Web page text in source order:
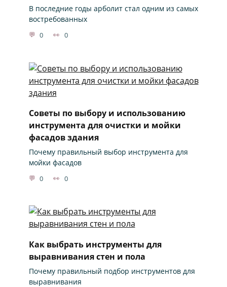
В последние годы арболит стал одним из самых
востребованных
0 0
Советы по выбору и использованию
инструмента для очистки и мойки
фасадов здания
Почему правильный выбор инструмента для
мойки фасадов
0 0
Как выбрать инструменты для
выравнивания стен и пола
Почему правильный подбор инструментов для
выравнивания